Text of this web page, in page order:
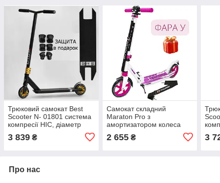
Трюковий самокат Best
Scooter N- 01801 система
компресії HIC, діаметр
керма 58 см, пеги 2
3 839 ₴
Самокат складний
Maraton Pro з
амортизатором колеса
2 655₴ 3
Про нас